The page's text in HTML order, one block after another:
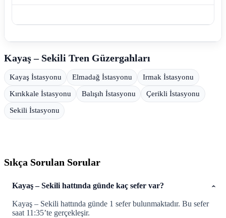
Kayaş – Sekili Tren Güzergahları
Kayaş İstasyonu Elmadağ İstasyonu Irmak İstasyonu
Kırıkkale İstasyonu Balışıh İstasyonu Çerikli İstasyonu
Sekili İstasyonu
Sıkça Sorulan Sorular
Kayaş – Sekili hattında günde kaç sefer var?
Kayaş – Sekili hattında günde 1 sefer bulunmaktadır. Bu sefer
saat 11:35’te gerçekleşir.